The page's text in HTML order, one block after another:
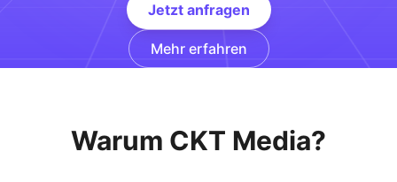
Jetzt anfragen
Mehr erfahren
Warum CKT Media?